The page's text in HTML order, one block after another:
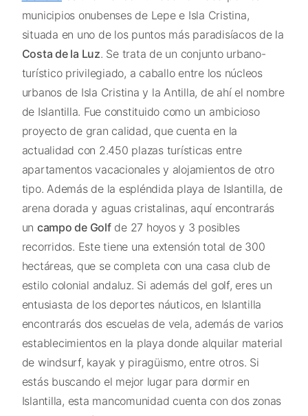
municipios onubenses de Lepe e Isla Cristina,
situada en uno de los puntos más paradisíacos de la
Costa de la Luz. Se trata de un conjunto urbano-
turístico privilegiado, a caballo entre los núcleos
urbanos de Isla Cristina y la Antilla, de ahí el nombre
de Islantilla. Fue constituido como un ambicioso
proyecto de gran calidad, que cuenta en la
actualidad con 2.450 plazas turísticas entre
apartamentos vacacionales y alojamientos de otro
tipo. Además de la espléndida playa de Islantilla, de
arena dorada y aguas cristalinas, aquí encontrarás
un campo de Golfde 27 hoyos y 3 posibles
recorridos. Este tiene una extensión total de 300
hectáreas, que se completa con una casa club de
estilo colonial andaluz. Si además del golf, eres un
entusiasta de los deportes náuticos, en Islantilla
encontrarás dos escuelas de vela, además de varios
establecimientos en la playa donde alquilar material
de windsurf, kayak y piragüismo, entre otros. Si
estás buscando el mejor lugar para dormir en
Islantilla, esta mancomunidad cuenta con dos zonas